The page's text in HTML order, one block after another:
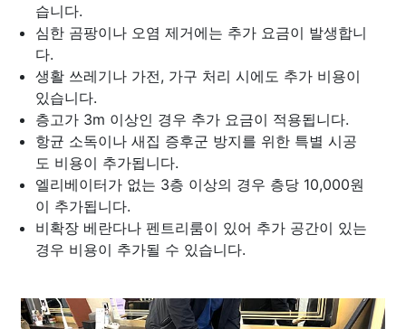
습니다.
심한 곰팡이나 오염 제거에는 추가 요금이 발생합니
다.
생활 쓰레기나 가전, 가구 처리 시에도 추가 비용이
있습니다.
층고가 3m 이상인 경우 추가 요금이 적용됩니다.
항균 소독이나 새집 증후군 방지를 위한 특별 시공
도 비용이 추가됩니다.
엘리베이터가 없는 3층 이상의 경우 층당 10,000원
이 추가됩니다.
비확장 베란다나 펜트리룸이 있어 추가 공간이 있는
경우 비용이 추가될 수 있습니다.